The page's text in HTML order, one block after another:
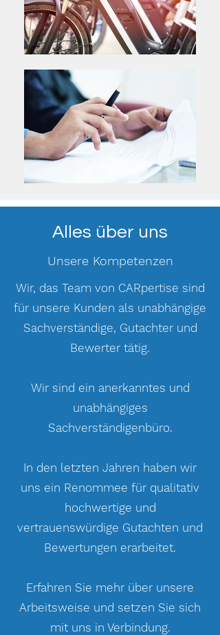
Alles über uns
Unsere Kompetenzen
Wir, das Team von CARpertise sind
für unsere Kunden als unabhängige
Sachverständige, Gutachter und
Bewerter tätig.
Wir sind ein anerkanntes und
unabhängiges
Sachverständigenbüro.
In den letzten Jahren haben wir
uns ein Renommee für qualitativ
hochwertige und
vertrauenswürdige Gutachten und
Bewertungen erarbeitet.
Erfahren Sie mehr über unsere
Arbeitsweise und setzen Sie sich
mit uns in Verbindung.